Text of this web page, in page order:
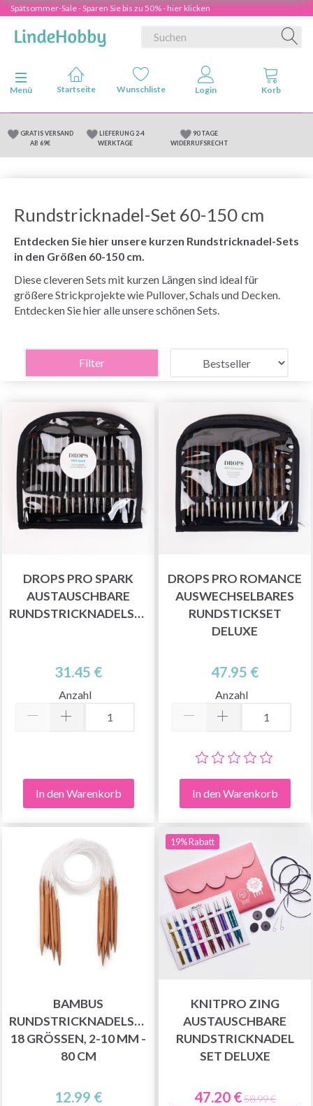
Spätsommer-Sale - Sparen Sie bis zu 50% - hier klicken
Anzeige ändern
Menü
GRATIS VERSAND
AB 69€
LIEFERUNG 2-4
WERKTAGE
90 TAGE
WIDERRUFSRECHT
Rundstricknadel-Set 60-150 cm
Entdecken Sie hier unsere kurzen Rundstricknadel-Sets
in den Größen 60-150 cm.
Diese cleveren Sets mit kurzen Längen sind ideal für
größere Strickprojekte wie Pullover, Schals und Decken.
Entdecken Sie hier alle unsere schönen Sets.
Filter
DROPS PRO SPARK
AUSTAUSCHBARE
RUNDSTRICKNADELSET
31.45 €
Anzahl
In den Warenkorb
DROPS PRO ROMANCE
AUSWECHSELBARES
RUNDSTICKSET
DELUXE
47.95 €
Anzahl
In den Warenkorb
BAMBUS
RUNDSTRICKNADELSET,
18 GRÖSSEN, 2-10 MM - 8
0 CM
12.99 €
19% Rabatt
KNITPRO ZING
AUSTAUSCHBARE
RUNDSTRICKNADEL
SET DELUXE
47.20 €58.99 €